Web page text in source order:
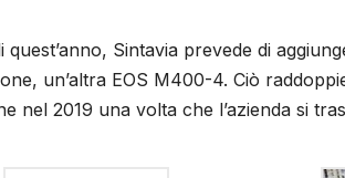
quest’anno, Sintavia prevede di
un’altra EOS M400-4. Ciò
nel 2019 una volta che l’azienda si